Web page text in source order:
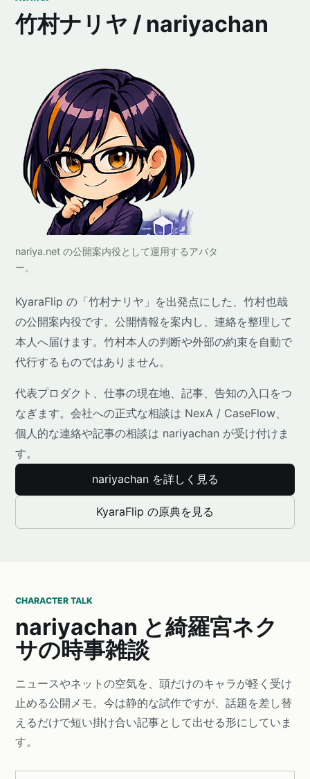
竹村ナリヤ / nariyachan
nariya.net の公開案内役として運用するアバタ
ー。
KyaraFlip の「竹村ナリヤ」を出発点にした、竹村也哉
の公開案内役です。公開情報を案内し、連絡を整理して
本人へ届けます。竹村本人の判断や外部の約束を自動で
代行するものではありません。
代表プロダクト、仕事の現在地、記事、告知の入口をつ
なぎます。会社への正式な相談は NexA / CaseFlow、
個人的な連絡や記事の相談は nariyachan が受け付けま
す。
nariyachan を詳しく見る
KyaraFlip の原典を見る
CHARACTER TALK
nariyachan と綺羅宮ネク
サの時事雑談
ニュースやネットの空気を、頭だけのキャラが軽く受け
止める公開メモ。今は静的な試作ですが、話題を差し替
えるだけで短い掛け合い記事として出せる形にしていま
す。